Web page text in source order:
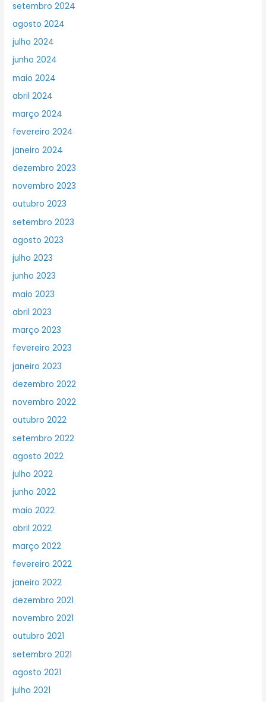
setembro 2024
agosto 2024
julho 2024
junho 2024
maio 2024
abril 2024
março 2024
fevereiro 2024
janeiro 2024
dezembro 2023
novembro 2023
outubro 2023
setembro 2023
agosto 2023
julho 2023
junho 2023
maio 2023
abril 2023
março 2023
fevereiro 2023
janeiro 2023
dezembro 2022
novembro 2022
outubro 2022
setembro 2022
agosto 2022
julho 2022
junho 2022
maio 2022
abril 2022
março 2022
fevereiro 2022
janeiro 2022
dezembro 2021
novembro 2021
outubro 2021
setembro 2021
agosto 2021
julho 2021